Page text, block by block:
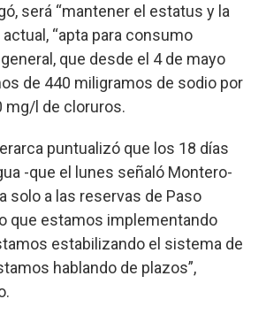
será “mantener el estatus y la
actual, “apta para consumo
que desde el 4 de mayo
de 440 miligramos de sodio por
mg/l de cloruros.
puntualizó que los 18 días
-que el lunes señaló Montero-
solo a las reservas de Paso
que estamos implementando
estabilizando el sistema de
hablando de plazos”,